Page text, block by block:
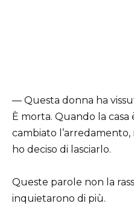
— Questa donna ha
È morta. Quando la
cambiato
ho deciso di lasciarlo.
Queste parole non la
inquietarono di più.